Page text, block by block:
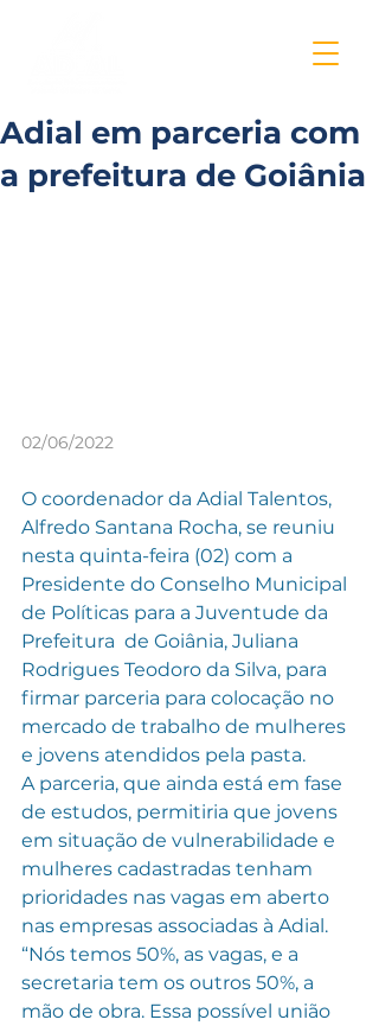
Adial em parceria com
a prefeitura de Goiânia
02/06/2022
O coordenador da Adial Talentos,
Alfredo Santana Rocha, se reuniu
nesta quinta-feira (02) com a
Presidente do Conselho Municipal
de Políticas para a Juventude da
Prefeitura  de Goiânia, Juliana
Rodrigues Teodoro da Silva, para
firmar parceria para colocação no
mercado de trabalho de mulheres
e jovens atendidos pela pasta.
A parceria, que ainda está em fase
de estudos, permitiria que jovens
em situação de vulnerabilidade e
mulheres cadastradas tenham
prioridades nas vagas em aberto
nas empresas associadas à Adial.
“Nós temos 50%, as vagas, e a
secretaria tem os outros 50%, a
mão de obra. Essa possível união